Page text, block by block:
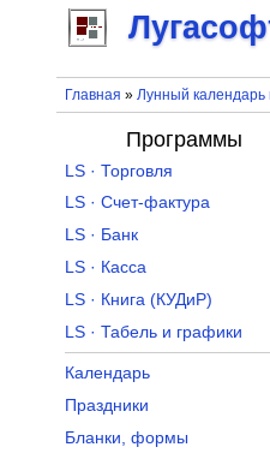
Главная » Лунный календарь
Программы
LS · Торговля
LS · Счет-фактура
LS · Банк
LS · Касса
LS · Книга (КУДиР)
LS · Табель и графики
Календарь
Праздники
Бланки, формы